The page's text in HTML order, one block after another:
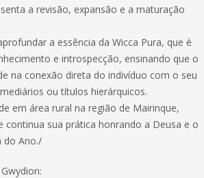
a revisão, expansão e a maturação
a essência da Wicca Pura, que é
e introspecção, ensinando que o
na conexão direta do indivíduo com o seu
ou títulos hierárquicos.
em área rural na região de Mairinque,
continua sua prática honrando a Deusa e o
do Ano./